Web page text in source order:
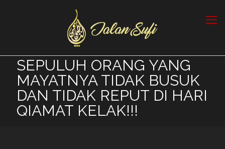
SEPULUH ORANG YANG
MAYATNYA TIDAK BUSUK
DAN TIDAK REPUT DI HARI
QIAMAT KELAK!!!